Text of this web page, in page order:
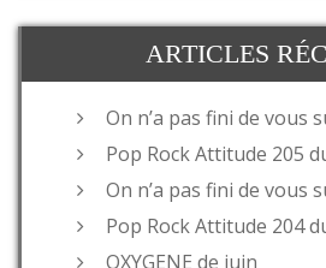
ARTICLES
On n’a pas fini de vous
Pop Rock Attitude 205
On n’a pas fini de vous
Pop Rock Attitude 204
OXYGENE de juin